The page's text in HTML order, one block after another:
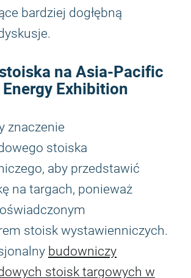
bardziej dogłębną
na Asia-Pacific
Exhibition
znaczenie
stoiska
aby przedstawić
na targach, ponieważ
stoisk wystawienniczych.
budowniczy
stoisk targowych w